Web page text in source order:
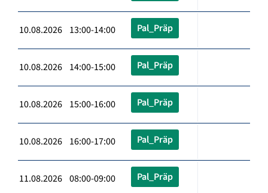
10.08.2026 13:00-14:00 Pal_Präp
10.08.2026 14:00-15:00 Pal_Präp
10.08.2026 15:00-16:00 Pal_Präp
10.08.2026 16:00-17:00 Pal_Präp
11.08.2026 08:00-09:00 Pal_Präp